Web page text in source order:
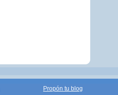
Propón tu blog